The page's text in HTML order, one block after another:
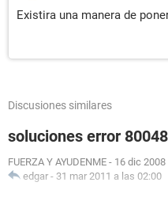
Existira una manera de
Discusiones similares
soluciones error
FUERZA Y AYUDENME - 16 dic
edgar - 31 mar 2011 a las 02:00